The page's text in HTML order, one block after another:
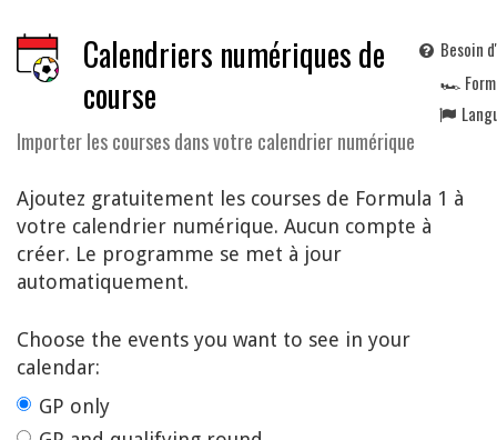
Calendriers numériques de
course
Importer les courses dans votre calendrier numérique
Besoin
🏎️
Ajoutez gratuitement les courses de Formula 1 à
votre calendrier numérique. Aucun compte à
créer. Le programme se met à jour
automatiquement.
Choose the events you want to see in your
calendar:
GP only